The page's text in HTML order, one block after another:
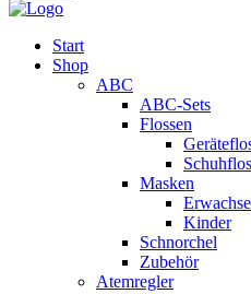
Start
Shop
ABC
ABC-Sets
Flossen
Masken
Kinder
Schnorchel
Zubehör
Atemregler